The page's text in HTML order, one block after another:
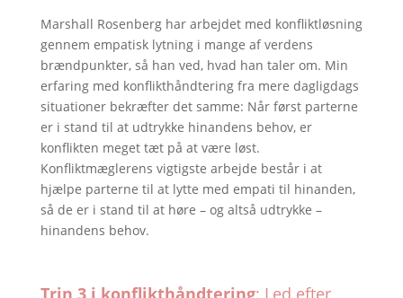
Marshall Rosenberg har arbejdet med konfliktløsning
gennem empatisk lytning i mange af verdens
brændpunkter, så han ved, hvad han taler om. Min
erfaring med konflikthåndtering fra mere dagligdags
situationer bekræfter det samme: Når først parterne
er i stand til at udtrykke hinandens behov, er
konflikten meget tæt på at være løst.
Konfliktmæglerens vigtigste arbejde består i at
hjælpe parterne til at lytte med empati til hinanden,
så de er i stand til at høre – og altså udtrykke –
hinandens behov.
Trin 3 i konflikthåndtering: Led efter